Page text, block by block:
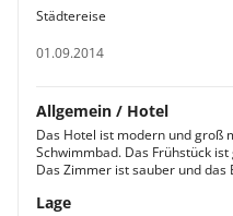
Städtereise
01.09.2014
Allgemein / Hotel
Das Hotel ist modern und groß
Schwimmbad. Das Frühstück
Das Zimmer ist sauber und das
Lage